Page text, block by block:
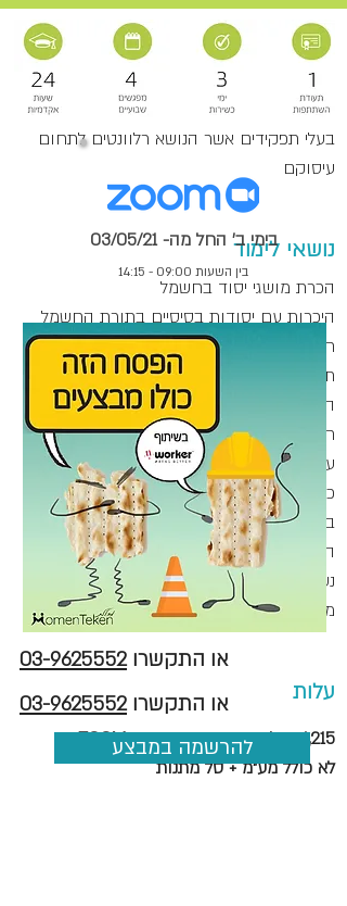
אנשי אחזקה, מנהלי אחזקה, שעובדים
במתקן חשמלי או שבאים בעבודתם במגע
רציף עם עבודות חשמל כחלק מתפקידי
אחזקה ותפעול מתקנים ומבנים
בעלי תפקידים אשר הנושא רלוונטים לתחום
עיסוקם
נושאי לימוד
הכרת מושגי יסוד בחשמל
היכרות עם יסודות בסיסיים בתורת החשמל
חוק החשמל ותקנותיו
תאונות חשמל, לקחיהן ודרכי מניעה
התחשמלות והגורמים המשפיעים על
חומרתה
עקרונות ואמצעי הגנה מפני התחשמלות
כללי הבטיחות בעבודות חשמל
בדיקות תרמוגרפיות וחידושים בתחום
החשמל
נעילה ותיוג- Loto
מבחן וסיכום הקורס
עלות
1,215 ₪ למשתתף יחיד בקורס ZOOM,
לא כולל מע"מ + סל מתנות
בימי ב' החל מה- 03/05/21
בין השעות 09:00 - 14:15
להרשמה במבצע
או התקשרו03-9625552
או התקשרו03-9625552